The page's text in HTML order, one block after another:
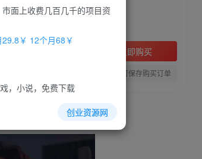
立即购买
登陆后购买，办理会员包月更省钱，可保存购买订单
面上收费几百几千的项目资
￥ 12个月68￥
，小说，免费下载
创业资源网